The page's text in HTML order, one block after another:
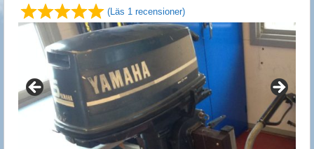
(Läs 1 recensioner)